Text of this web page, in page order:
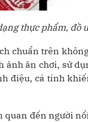
thực phẩm, đồ
chuẩn trên
ăn chơi, sử
điệu, cá tính
quan đến người